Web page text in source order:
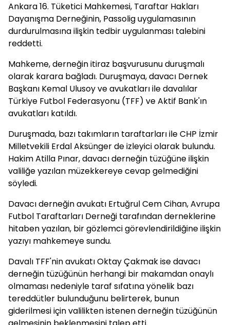
Ankara 16. Tüketici Mahkemesi, Taraftar Hakları
Dayanışma Derneğinin, Passolig uygulamasının
durdurulmasına ilişkin tedbir uygulanması talebini
reddetti.
Mahkeme, derneğin itiraz başvurusunu duruşmalı
olarak karara bağladı. Duruşmaya, davacı Dernek
Başkanı Kemal Ulusoy ve avukatları ile davalılar
Türkiye Futbol Federasyonu (TFF) ve Aktif Bank'ın
avukatları katıldı.
Duruşmada, bazı takımların taraftarları ile CHP İzmir
Milletvekili Erdal Aksünger de izleyici olarak bulundu.
Hakim Atilla Pınar, davacı derneğin tüzüğüne ilişkin
valiliğe yazılan müzekkereye cevap gelmediğini
söyledi.
Davacı derneğin avukatı Ertuğrul Cem Cihan, Avrupa
Futbol Taraftarları Derneği tarafından derneklerine
hitaben yazılan, bir gözlemci görevlendirildiğine ilişkin
yazıyı mahkemeye sundu.
Davalı TFF'nin avukatı Oktay Çakmak ise davacı
derneğin tüzüğünün herhangi bir makamdan onaylı
olmaması nedeniyle taraf sıfatına yönelik bazı
tereddütler bulunduğunu belirterek, bunun
giderilmesi için valilikten istenen derneğin tüzüğünün